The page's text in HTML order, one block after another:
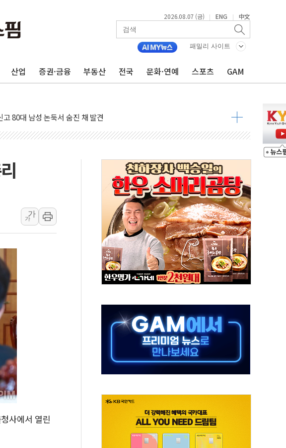
2026.08.07 (금) | ENG | 中文
패밀리 사이트
산업 증권·금융 부동산 전국 문화·연예 스포츠 GAM
경영평가, 서울농수산식품공사 등 20곳 '최우수'...인천환경공단 등 '부진'
국과 통신"...美보안기업, 중국제 공유기서 '백도어' 발견
정치를 좌시하지 않겠다"
년 연속 MDRT 회원 수 세계 1위…국내 회원 34% 증가
, 멤버십 연계 배송 혜택 강화...새벽 배송 도입 예정
버 AI탭, 올해 안으로 부동산과 건강까지 영역 확장 예정
스코퓨처엠, LFP 장기공급 합의에 7%대 급등
'BUILD CON SUMMIT 2026' 참가
상반기 매출 245억원…순이익 흑자 전환
"거주 사용 형태에 따른 중과세는 과세 원칙 어긋나"
버, AI탭 월간 활성 이용자수 1000만 돌파
, "엔비디아와 공고한 파트너십 이어갈 예정"
정 정통망법'에 항의 서한…"표현의 자유 위협"
화점이 이끈 반등...2분기 영업이익 121% 급증
율 조작 의혹' 서울·경기·충북 선관위 등 추가 압수수색
프렌들리 호텔 '키녹', 30일 2주년 기념 행사
정부 세제개편안 환영...RSU 세제지원 긍정 검토되길"
전광 대표, ESG경영대상 환경부분 최우수상 수상
가
가
사에서 열린